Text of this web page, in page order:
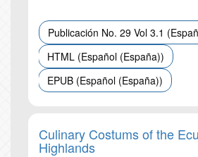
Publicación No. 29 Vol 3.1
HTML (Español (España))
EPUB (Español (España))
Culinary Costums of the
Highlands